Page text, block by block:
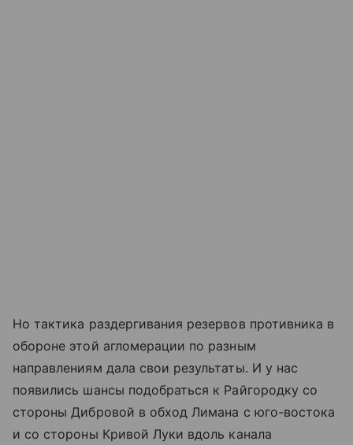
Но тактика раздергивания резервов противника в
обороне этой агломерации по разным
направлениям дала свои результаты. И у нас
появились шансы подобраться к Райгородку со
стороны Дибровой в обход Лимана с юго-востока
и со стороны Кривой Луки вдоль канала